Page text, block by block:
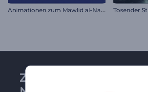
A
nimationen zum Mawlid al-Nabi Tosender
Zu Renderforest-